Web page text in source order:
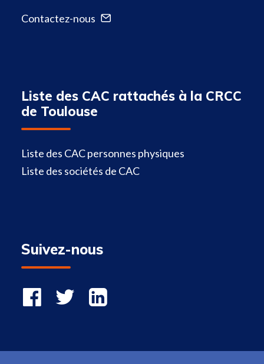
Contactez-nous
Liste des CAC rattachés à la CRCC
de Toulouse
Liste des CAC personnes physiques
Liste des sociétés de CAC
Suivez-nous